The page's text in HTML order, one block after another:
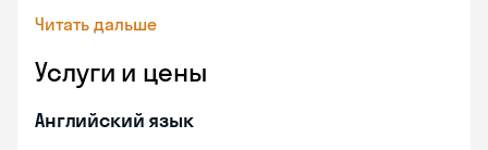
Читать дальше
Услуги и цены
Английский язык